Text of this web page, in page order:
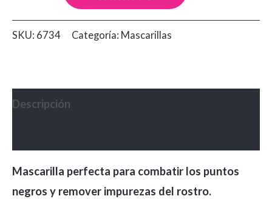
Nevada
Naranja
SKU: 6734 Categoría: Mascarillas
Descripción
Mascarilla perfecta para combatir los puntos
negros y remover impurezas del rostro.